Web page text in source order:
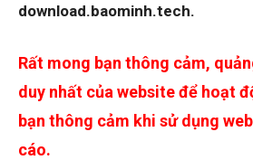
download.baominh.tech.
Rất mong bạn thông cảm,
duy nhất của website để hoạt
bạn thông cảm khi sử dụng
cáo.